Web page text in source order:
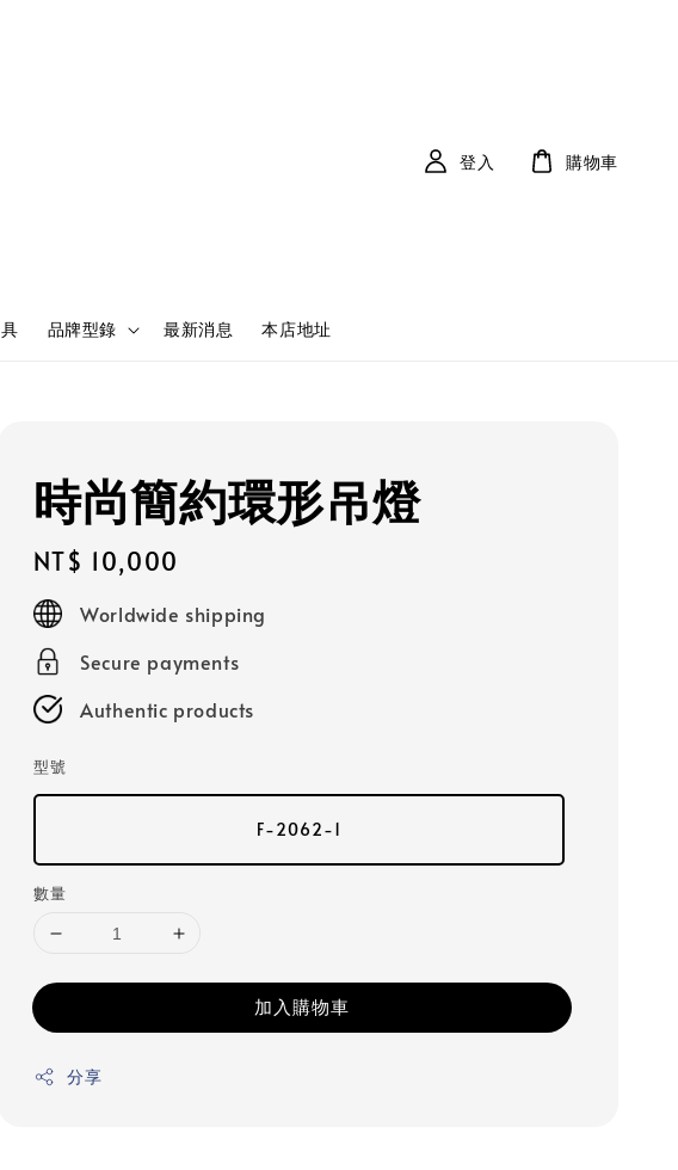
品牌型錄 最新消息 本店地址
登入 購物車
時尚簡約環形吊燈
Regular
price
NT$ 10,000
Worldwide shipping
Secure payments
Authentic products
型號
F-2062-1
數量
加入購物車
分享